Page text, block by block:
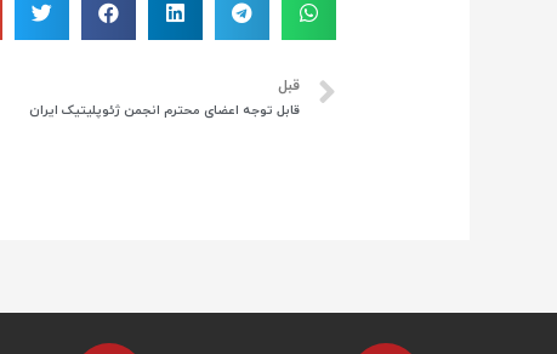
قبل
قابل توجه اعضای محترم انجمن ژئوپلیتیک ایران